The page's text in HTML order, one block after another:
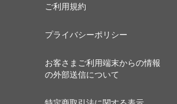
ご利用規約
プライバシーポリシー
お客さまご利用端末からの情報
の外部送信について